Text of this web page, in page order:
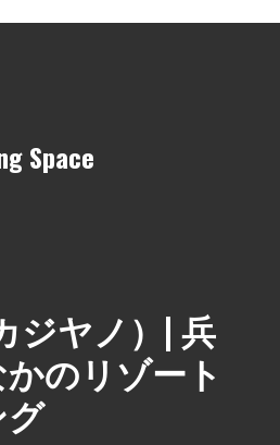
Space
ジヤノ）| 兵
のリゾート